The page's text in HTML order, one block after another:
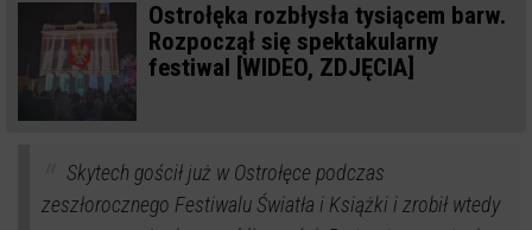
Ostrołęka rozbłysła tysiącem barw.
Rozpoczął się spektakularny
festiwal [WIDEO, ZDJĘCIA]
Skytech gościł już w Ostrołęce podczas
zeszłorocznego Festiwalu Światła i Książki i zrobił wtedy